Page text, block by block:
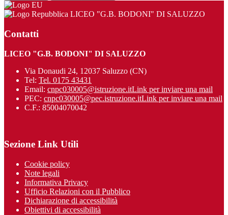
LICEO "G.B. BODONI" DI SALUZZO
Contatti
LICEO "G.B. BODONI" DI SALUZZO
Via Donaudi 24, 12037 Saluzzo (CN)
Tel: Tel. 0175 43431
Email: cnpc030005@istruzione.itLink per inviare una mail
PEC: cnpc030005@pec.istruzione.itLink per inviare una mail
C.F.: 85004070042
Sezione Link Utili
Cookie policy
Note legali
Informativa Privacy
Ufficio Relazioni con il Pubblico
Dichiarazione di accessibilità
Obiettivi di accessibilità